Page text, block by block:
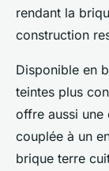
rendant la
construction
Disponible en
teintes plus
offre aussi une
couplée à un
brique terre